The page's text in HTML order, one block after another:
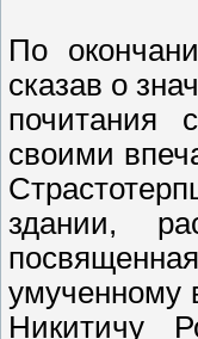
По
сказав о
почитания
своими
здании,
умученному
Никитичу